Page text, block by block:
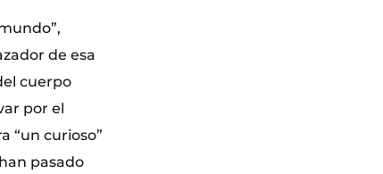
de esa
cuerpo
por el
“un curioso”
pasado